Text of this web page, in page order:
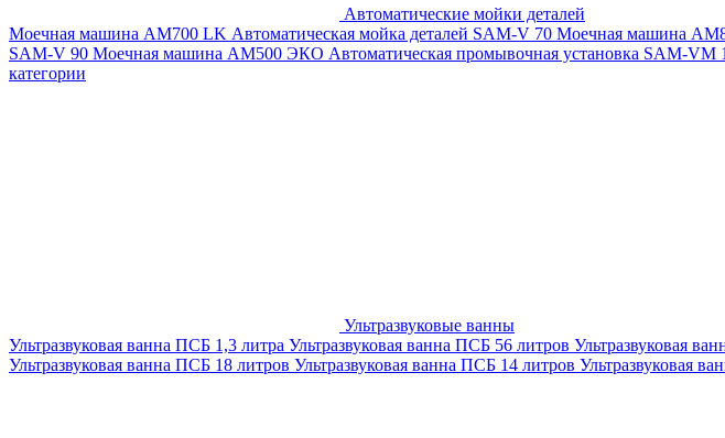
Автоматические мойки деталей
Моечная машина AM700 LK Автоматическая мойка деталей SAM-V 70 Моечная машина
SAM-V 90 Моечная машина АМ500 ЭКО Автоматическая промывочная установка SAM-VM
категории
Ультразвуковые ванны
Ультразвуковая ванна ПСБ 1,3 литра Ультразвуковая ванна ПСБ 56 литров Ультразвуковая
Ультразвуковая ванна ПСБ 18 литров Ультразвуковая ванна ПСБ 14 литров Ультразвуковая